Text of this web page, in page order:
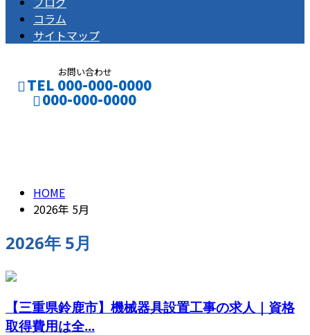
コラム
サイトマップ
お問い合わせ
TEL 000-000-0000
000-000-0000
HOME
2026年 5月
2026年 5月
【三重県鈴鹿市】機械器具設置工事の求人｜資格
取得費用は全...